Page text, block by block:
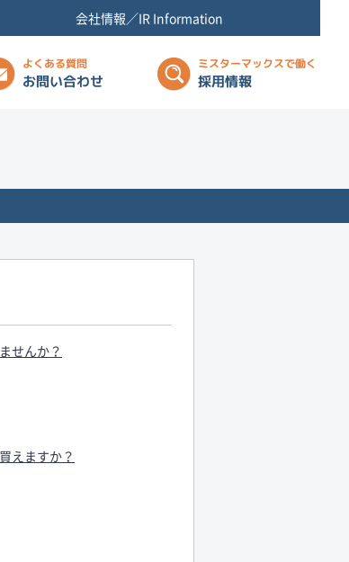
よくある質問
お問い合わせ
ミスターマックスで働く
採用情報
会社情報／IR Information
せんか？
えますか？